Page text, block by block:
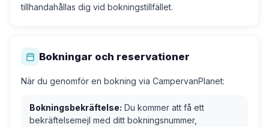
tillhandahållas dig vid bokningstillfället.
Bokningar och reservationer
När du genomför en bokning via CampervanPlanet:
Bokningsbekräftelse: Du kommer att få ett
bekräftelsemejl med ditt bokningsnummer,